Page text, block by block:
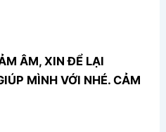
ÂM, XIN ĐỂ LẠI
MÌNH VỚI NHÉ. CẢM